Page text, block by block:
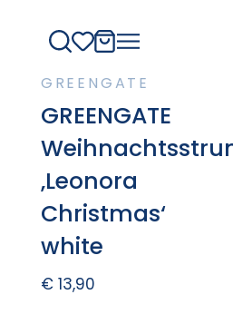
GREENGATE
GREENGATE
‚Leonora
Christmas‘
white
€13,90